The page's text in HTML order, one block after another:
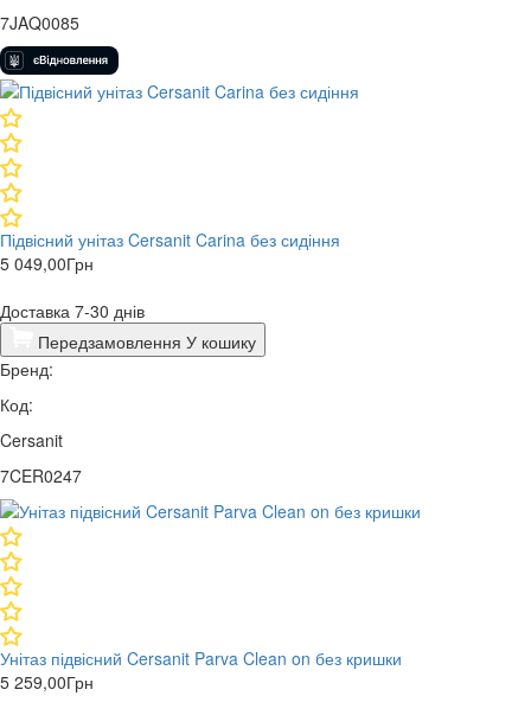
7JAQ0085
Підвісний унітаз Cersanit Carina без сидіння
5 049,00Грн
Доставка 7-30 днів
Передзамовлення У кошику
Бренд:
Код:
Cersanit
7CER0247
Унітаз підвісний Cersanit Parva Clean on без кришки
5 259,00Грн